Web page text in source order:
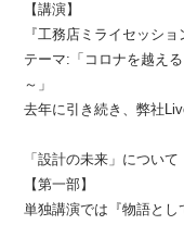
【講演】
『工務店ミライセッシ
テーマ:「コロナを越え
～」
去年に引き続き、弊社
「設計の未来」について
【第一部】
単独講演では『物語と